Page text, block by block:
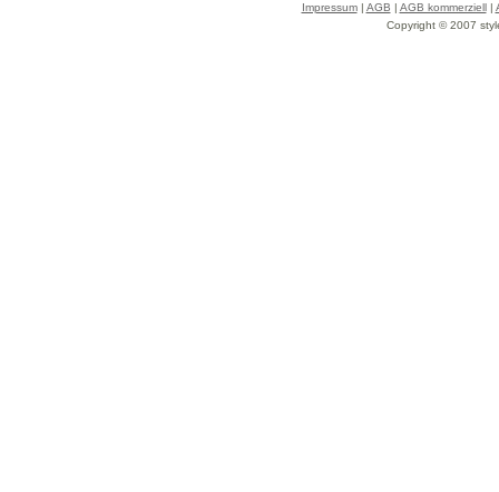
Impressum| AGB | AGB kommerziell|
Copyright © 2007